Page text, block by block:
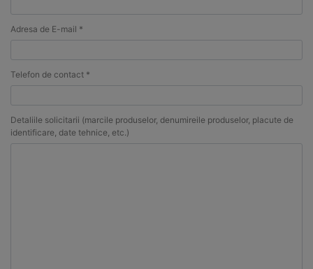
Adresa de E-mail *
Telefon de contact *
Detaliile solicitarii (marcile produselor, denumireile produselor, placute de
identificare, date tehnice, etc.)